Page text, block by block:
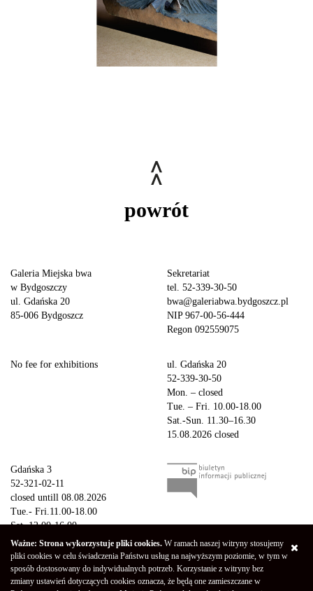
powrót
Galeria Miejska bwa
w Bydgoszczy
ul. Gdańska 20
85-006 Bydgoszcz
Sekretariat
tel. 52-339-30-50
bwa@galeriabwa.bydgoszcz.pl
NIP 967-00-56-444
Regon 092559075
No fee for exhibitions
ul. Gdańska 20
52-339-30-50
Mon. – closed
Tue. – Fri. 10.00-18.00
Sat.-Sun. 11.30–16.30
15.08.2026 closed
Gdańska 3
52-321-02-11
closed untill 08.08.2026
Tue.- Fri.11.00-18.00
Sat. 12.00-16.00
Sun.-Mon. – closed
15.08.2026 closed
Copyright © 2026 Galeria Miejska bwa w Bydgoszczy Privacy Policy
Ważne: Strona wykorzystuje pliki cookies. W ramach naszej witryny stosujemy
pliki cookies w celu świadczenia Państwu usług na najwyższym poziomie, w tym w
sposób dostosowany do indywidualnych potrzeb. Korzystanie z witryny bez
zmiany ustawień dotyczących cookies oznacza, że będą one zamieszczane w